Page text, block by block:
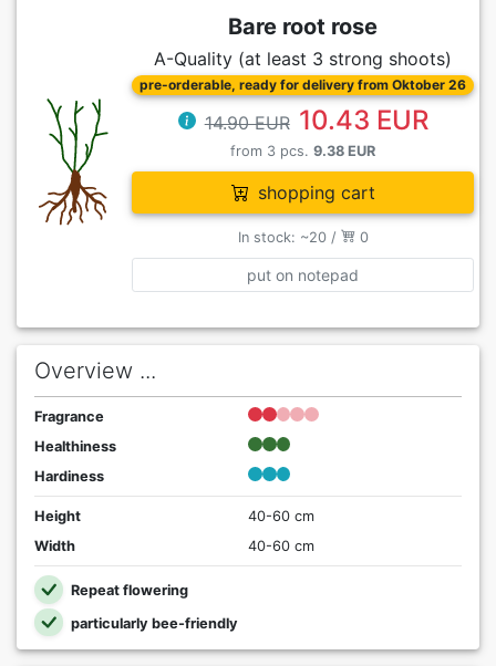
Bare root rose
A-Quality (at least 3 strong shoots)
pre-orderable, ready for delivery from Oktober 26
14.90 EUR 10.43 EUR
from 3 pcs.9.38 EUR
shopping cart
In stock: ~20 / 0
put on notepad
Overview ...
Fragrance
Healthiness
Hardiness
Height
40-60 cm
Width
40-60 cm
Repeat flowering
particularly bee-friendly